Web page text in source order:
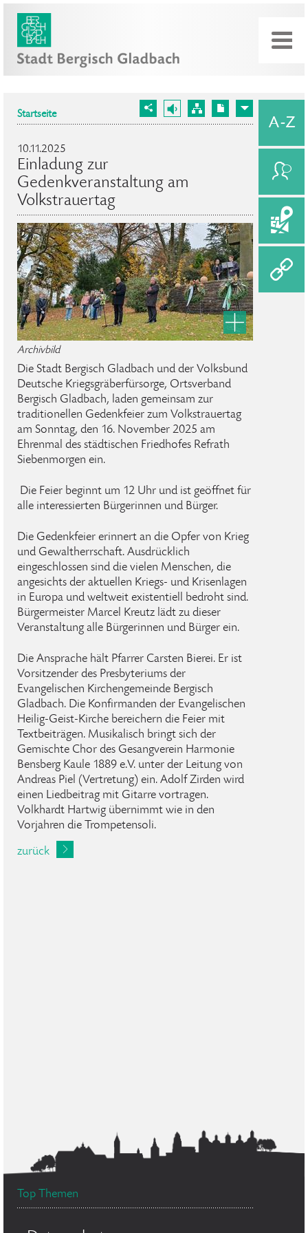
Startseite
10.11.2025
Einladung zur
Gedenkveranstaltung am
Volkstrauertag
Archivbild
Die Stadt Bergisch Gladbach und der Volksbund
Deutsche Kriegsgräberfürsorge, Ortsverband
Bergisch Gladbach, laden gemeinsam zur
traditionellen Gedenkfeier zum Volkstrauertag
am Sonntag, den 16. November 2025 am
Ehrenmal des städtischen Friedhofes Refrath
Siebenmorgen ein.
Die Feier beginnt um 12 Uhr und ist geöffnet für
alle interessierten Bürgerinnen und Bürger.
Die Gedenkfeier erinnert an die Opfer von Krieg
und Gewaltherrschaft. Ausdrücklich
eingeschlossen sind die vielen Menschen, die
angesichts der aktuellen Kriegs- und Krisenlagen
in Europa und weltweit existentiell bedroht sind.
Bürgermeister Marcel Kreutz lädt zu dieser
Veranstaltung alle Bürgerinnen und Bürger ein.
Die Ansprache hält Pfarrer Carsten Bierei. Er ist
Vorsitzender des Presbyteriums der
Evangelischen Kirchengemeinde Bergisch
Gladbach. Die Konfirmanden der Evangelischen
Heilig-Geist-Kirche bereichern die Feier mit
Textbeiträgen. Musikalisch bringt sich der
Gemischte Chor des Gesangverein Harmonie
Bensberg Kaule 1889 e.V. unter der Leitung von
Andreas Piel (Vertretung) ein. Adolf Zirden wird
einen Liedbeitrag mit Gitarre vortragen.
Volkhardt Hartwig übernimmt wie in den
Vorjahren die Trompetensoli.
zurück
Top Themen